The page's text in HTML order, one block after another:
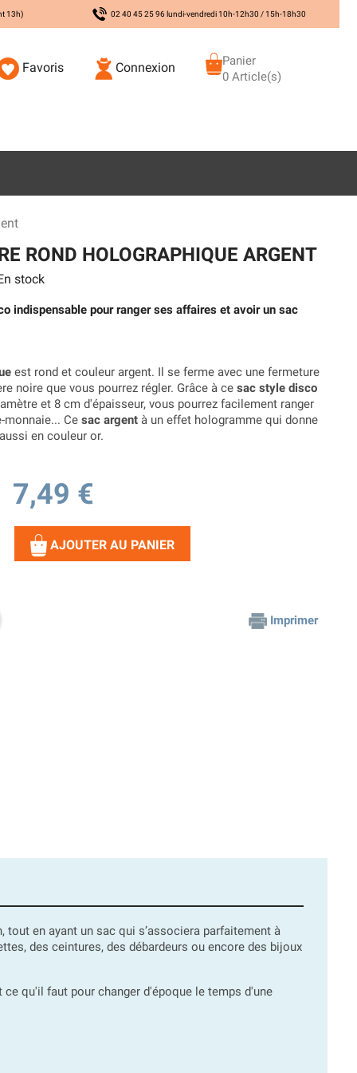
13h) 02 40 45 25 96 lundi-vendredi 10h-12h30 / 15h-18h30
Favoris Connexion
Panier
0 Article(s)
ROND HOLOGRAPHIQUE ARGENT
stock
indispensable pour ranger ses affaires et avoir un sac
est rond et couleur argent. Il se ferme avec une fermeture
noire que vous pourrez régler. Grâce à ce sac style disco
et 8 cm d'épaisseur, vous pourrez facilement ranger
monnaie... Ce sac argent à un effet hologramme qui donne
en couleur or.
7,49 €
AJOUTER AU PANIER
Imprimer
en ayant un sac qui s’associera parfaitement à
des ceintures, des débardeurs ou encore des bijoux
qu'il faut pour changer d'époque le temps d'une